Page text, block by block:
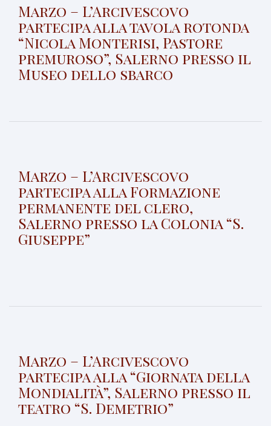
Marzo – L’Arcivescovo
partecipa alla tavola rotonda
“Nicola Monterisi, Pastore
premuroso”, Salerno presso il
Museo dello sbarco
Marzo – L’Arcivescovo
partecipa alla Formazione
permanente del clero,
Salerno presso la Colonia “S.
Giuseppe”
Marzo – L’Arcivescovo
partecipa alla “Giornata della
Mondialità”, Salerno presso il
teatro “S. Demetrio”